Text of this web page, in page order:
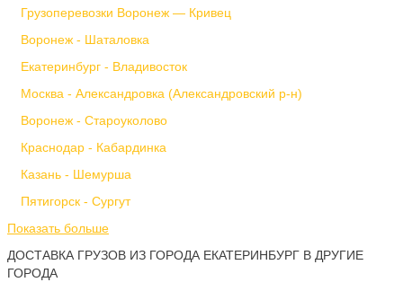
Грузоперевозки Воронеж — Кривец
Воронеж - Шаталовка
Екатеринбург - Владивосток
Москва - Александровка (Александровский р-н)
Воронеж - Староуколово
Краснодар - Кабардинка
Казань - Шемурша
Пятигорск - Сургут
Показать больше
ДОСТАВКА ГРУЗОВ ИЗ ГОРОДА ЕКАТЕРИНБУРГ В ДРУГИЕ
ГОРОДА